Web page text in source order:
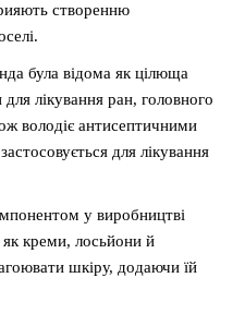
створенню
була відома як цілюща
лікування ран, головного
володіє антисептичними
для лікування
у виробництві
як креми, лосьйони й
шкіру, додаючи їй